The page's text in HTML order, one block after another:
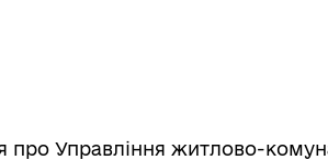
про Управління житлово-